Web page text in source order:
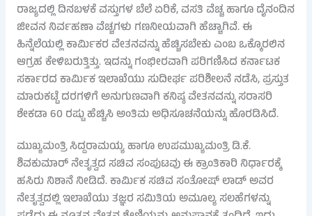
ರಾಜ್ಯದಲ್ಲಿ ದಿನಬಳಕೆ ವಸ್ತುಗಳ ಬೆಲೆ ಏರಿಕೆ, ವಸತಿ ವೆಚ್ಚ ಹಾಗೂ ದೈನಂದಿನ
ಜೀವನ ನಿರ್ವಹಣಾ ವೆಚ್ಚಗಳು ಗಣನೀಯವಾಗಿ ಹೆಚ್ಚಾಗಿವೆ. ಈ
ಹಿನ್ನೆಲೆಯಲ್ಲಿ ಕಾರ್ಮಿಕರ ವೇತನವನ್ನು ಹೆಚ್ಚಿಸಬೇಕು ಎಂಬ ಒಕ್ಕೊರಲಿನ
ಆಗ್ರಹ ಕೇಳಿಬರುತ್ತಿತ್ತು. ಇದನ್ನು ಗಂಭೀರವಾಗಿ ಪರಿಗಣಿಸಿದ ಕರ್ನಾಟಕ
ಸರ್ಕಾರದ ಕಾರ್ಮಿಕ ಇಲಾಖೆಯು ಸುದೀರ್ಘ ಪರಿಶೀಲನೆ ನಡೆಸಿ, ಪ್ರಸ್ತುತ
ಮಾರುಕಟ್ಟೆ ದರಗಳಿಗೆ ಅನುಗುಣವಾಗಿ ಕನಿಷ್ಠ ವೇತನವನ್ನು ಸರಾಸರಿ
ಶೇಕಡಾ 60 ರಷ್ಟು ಹೆಚ್ಚಿಸಿ ಅಂತಿಮ ಅಧಿಸೂಚನೆಯನ್ನು ಹೊರಡಿಸಿದೆ.
ಮುಖ್ಯಮಂತ್ರಿ ಸಿದ್ದರಾಮಯ್ಯ ಹಾಗೂ ಉಪಮುಖ್ಯಮಂತ್ರಿ ಡಿ.ಕೆ.
ಶಿವಕುಮಾರ್ ನೇತೃತ್ವದ ಸಚಿವ ಸಂಪುಟವು ಈ ಕ್ರಾಂತಿಕಾರಿ ನಿರ್ಧಾರಕ್ಕೆ
ಹಸಿರು ನಿಶಾನೆ ನೀಡಿದೆ. ಕಾರ್ಮಿಕ ಸಚಿವ ಸಂತೋಷ್ ಲಾಡ್ ಅವರ
ನೇತೃತ್ವದಲ್ಲಿ ಇಲಾಖೆಯು ತಜ್ಞರ ಸಮಿತಿಯ ಅಮೂಲ್ಯ ಸಲಹೆಗಳನ್ನು